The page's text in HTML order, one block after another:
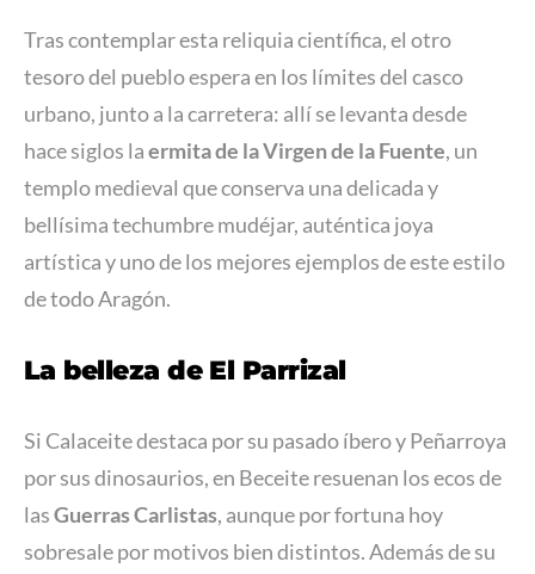
Tras contemplar esta reliquia científica, el otro
tesoro del pueblo espera en los límites del casco
urbano, junto a la carretera: allí se levanta desde
hace siglos laermita de la Virgen de la Fuente, un
templo medieval que conserva una delicada y
bellísima techumbre mudéjar, auténtica joya
artística y uno de los mejores ejemplos de este estilo
de todo Aragón.
La belleza de El Parrizal
Si Calaceite destaca por su pasado íbero y Peñarroya
por sus dinosaurios, en Beceite resuenan los ecos de
lasGuerras Carlistas, aunque por fortuna hoy
sobresale por motivos bien distintos. Además de su